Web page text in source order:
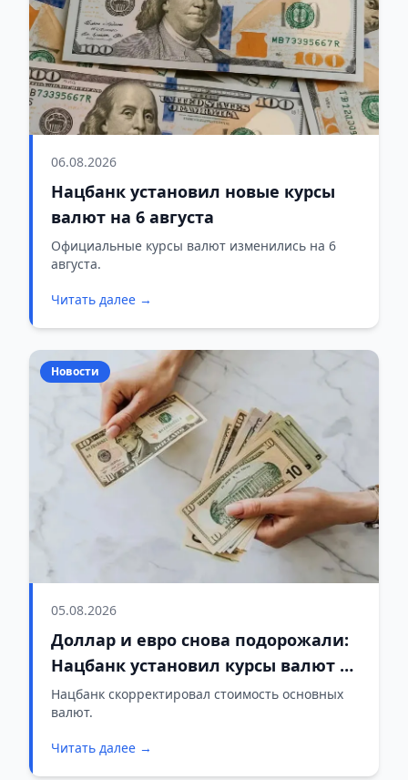
06.08.2026
Нацбанк установил новые курсы
валют на 6 августа
Официальные курсы валют изменились на 6
августа.
Читать далее →
Новости
05.08.2026
Доллар и евро снова подорожали:
Нацбанк установил курсы валют на
5 августа
Нацбанк скорректировал стоимость основных
валют.
Читать далее →